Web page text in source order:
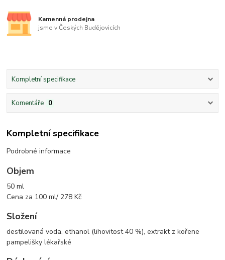
Kamenná prodejna
jsme v Českých Budějovicích
Kompletní specifikace
Komentáře 0
Kompletní specifikace
Podrobné informace
Objem
50 ml
Cena za 100 ml/ 278 Kč
Složení
destilovaná voda, ethanol (lihovitost 40 %), extrakt z kořene
pampelišky lékařské